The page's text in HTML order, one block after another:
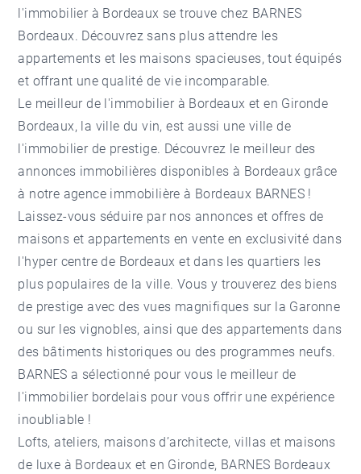
l'immobilier à Bordeaux se trouve chez BARNES
Bordeaux. Découvrez sans plus attendre les
appartements et les maisons spacieuses, tout équipés
et offrant une qualité de vie incomparable.
Le meilleur de l'immobilier à Bordeaux et en Gironde
Bordeaux, la ville du vin, est aussi une ville de
l'immobilier de prestige. Découvrez le meilleur des
annonces immobilières disponibles à Bordeaux grâce
à notre agence immobilière à Bordeaux BARNES !
Laissez-vous séduire par nos annonces et offres de
maisons et appartements en vente en exclusivité dans
l'hyper centre de Bordeaux et dans les quartiers les
plus populaires de la ville. Vous y trouverez des biens
de prestige avec des vues magnifiques sur la Garonne
ou sur les vignobles, ainsi que des appartements dans
des bâtiments historiques ou des programmes neufs.
BARNES a sélectionné pour vous le meilleur de
l'immobilier bordelais pour vous offrir une expérience
inoubliable !
Lofts, ateliers, maisons d’architecte, villas et maisons
de luxe à Bordeaux et en Gironde, BARNES Bordeaux